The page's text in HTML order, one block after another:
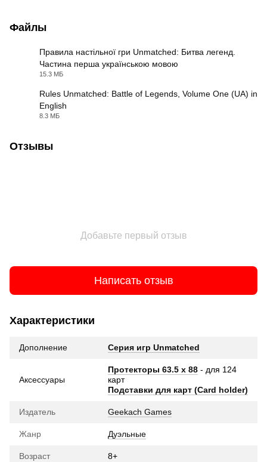
Файлы
Правила настільної гри Unmatched: Битва легенд.
Частина перша українською мовою
15.3 МБ
Rules Unmatched: Battle of Legends, Volume One (UA) in
English
8.3 МБ
Отзывы
Добавьте первый отзыв
Написать отзыв
Характеристики
Дополнение Серия игр Unmatched
Аксессуары
Протекторы 63.5 х 88 - для 124
карт
Подставки для карт (Card holder)
Издатель Geekach Games
Жанр Дуэльные
Возраст 8+